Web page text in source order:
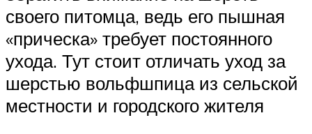
своего питомца, ведь его пышная
«прическа» требует постоянного
ухода. Тут стоит отличать уход за
шерстью вольфшпица из сельской
местности и городского жителя